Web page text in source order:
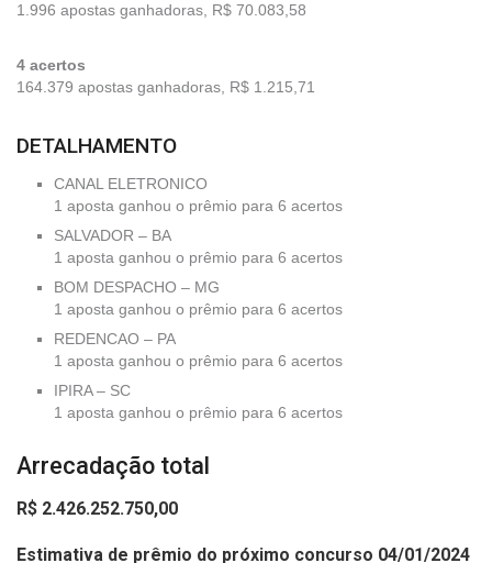
1.996 apostas ganhadoras, R$ 70.083,58
4 acertos
164.379 apostas ganhadoras, R$ 1.215,71
DETALHAMENTO
CANAL ELETRONICO
1 aposta ganhou o prêmio para 6 acertos
SALVADOR – BA
1 aposta ganhou o prêmio para 6 acertos
BOM DESPACHO – MG
1 aposta ganhou o prêmio para 6 acertos
REDENCAO – PA
1 aposta ganhou o prêmio para 6 acertos
IPIRA – SC
1 aposta ganhou o prêmio para 6 acertos
Arrecadação total
R$ 2.426.252.750,00
Estimativa de prêmio do próximo concurso 04/01/2024